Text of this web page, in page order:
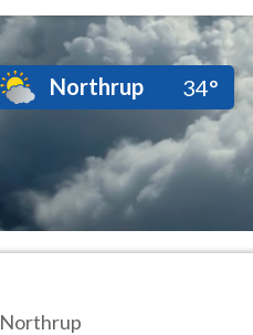
Northrup 34°
Northrup